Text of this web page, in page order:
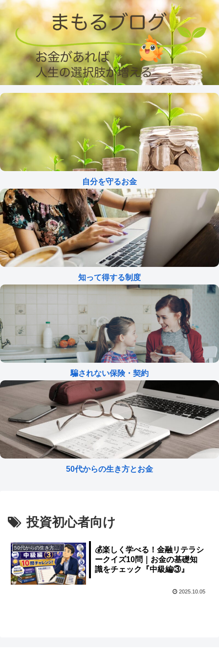
自分を守るお金
知って得する制度
騙されない保険・契約
50代からの生き方とお金
投資初心者向け
50代からの生き方とお金
💰楽しく学べる！金融リテラシ
ークイズ10問｜お金の基礎知
識をチェック『中級編③』
2025.10.05